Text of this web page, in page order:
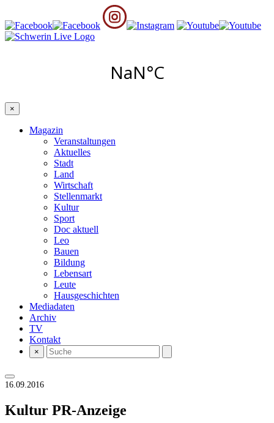
×
Magazin
Veranstaltungen
Aktuelles
Stadt
Land
Wirtschaft
Stellenmarkt
Kultur
Sport
Doc aktuell
Leo
Bauen
Bildung
Lebensart
Leute
Hausgeschichten
Mediadaten
Archiv
TV
Kontakt
×
16.09.2016
Kultur PR-Anzeige